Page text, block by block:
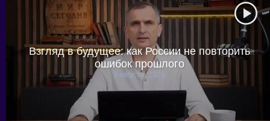
Взгляд в будущее: как России не повторить
ошибок прошлого
9 августа, 2026